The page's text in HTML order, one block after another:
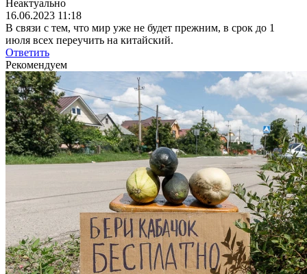
Неактуально
16.06.2023 11:18
В связи с тем, что мир уже не будет прежним, в срок до 1
июля всех переучить на китайский.
Ответить
Рекомендуем